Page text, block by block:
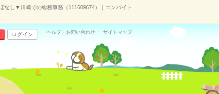
なし▼川崎での総務事務（111609674）｜エンバイト
ログイン ヘルプ・お問い合わせ サイトマップ